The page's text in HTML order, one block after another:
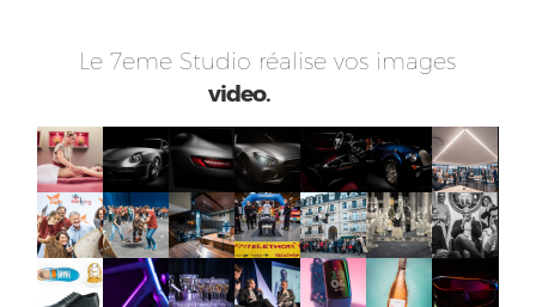
Le 7eme Studio réalise vos images
video.
communication.